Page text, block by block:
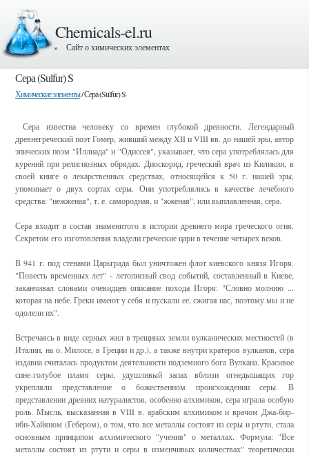
Chemicals-el.ru
» Сайт о химических элементах
Сера (Sulfur) S
Химические элементы/ Сера (Sulfur) S
Сера известна человеку со времен глубокой древности. Легендарный
древнегреческий поэт Гомер, живший между XII и VIII вв. до нашей эры, автор
эпических поэм "Иллиада" и "Одиссея", указывает, что сера употреблялась для
курений при религиозных обрядах. Диоскорид, греческий врач из Киликии, в
своей книге о лекарственных средствах, относящейся к 50 г. нашей эры,
упоминает о двух сортах серы. Они употреблялись в качестве лечебного
средства: "нежженая", т. е. самородная, и "жженая", или выплавленная, сера.
Сера входит в состав знаменитого в истории древнего мира греческого огня.
Секретом его изготовления владели греческие цари в течение четырех веков.
В 941 г. под стенами Царьграда был уничтожен флот киевского князя Игоря.
"Повесть временных лет" - летописный свод событий, составленный в Киеве,
заканчивал словами очевидцев описание похода Игоря: "Словно молнию ...
которая на небе. Греки имеют у себя и пускали ее, сжигая нас, поэтому мы и не
одолели их".
Встречаясь в виде серных жил в трещинах земли вулканических местностей (в
Италии, на о. Милосе, в Греции и др.), а также внутри кратеров вулканов, сера
издавна считалась продуктом деятельности подземного бога Вулкана. Красивое
сине-голубое пламя серы, удушливый запах вблизи огнедышащих гор
укрепляли представление о божественном происхождении серы. В
представлении древних натуралистов, особенно алхимиков, сера играла особую
роль. Мысль, высказанная в VIII в. арабским алхимиком и врачом Джа-бир-
ибн-Хайяном (Гебером), о том, что все металлы состоят из серы и ртути, стала
основным принципом алхимического "учения" о металлах. Формула: "Все
металлы состоят из ртути и серы в изменчивых количествах" теоретически